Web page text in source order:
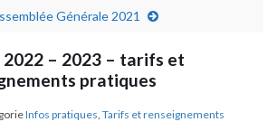
Générale 2021
2022 – 2023 – tarifs et
pratiques
Infos pratiques Tarifs et renseignements